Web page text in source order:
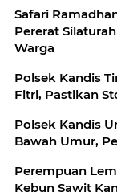
Safari
Pererat
Warga
Polsek Kandis
Fitri, Pastikan
Polsek Kandis
Bawah Umur,
Perempuan
Kebun Sawit